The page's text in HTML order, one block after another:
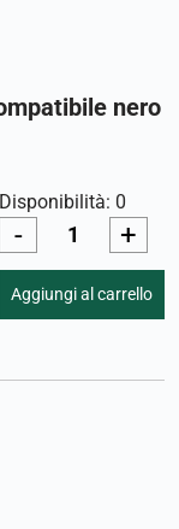
nero
Disponibilità: 0
- +
Aggiungi al carrello